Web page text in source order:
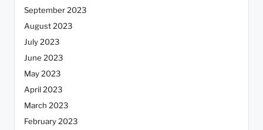
September 2023
August 2023
July 2023
June 2023
May 2023
April 2023
March 2023
February 2023